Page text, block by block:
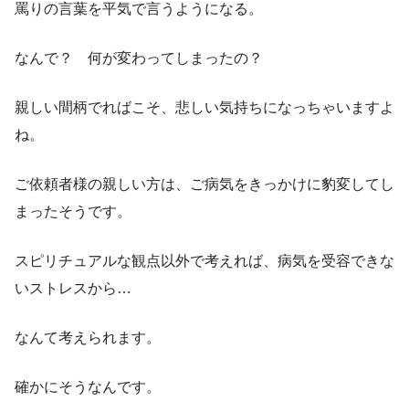
罵りの言葉を平気で言うようになる。
なんで？ 何が変わってしまったの？
親しい間柄でればこそ、悲しい気持ちになっちゃいますよ
ね。
ご依頼者様の親しい方は、ご病気をきっかけに豹変してし
まったそうです。
スピリチュアルな観点以外で考えれば、病気を受容できな
いストレスから…
なんて考えられます。
確かにそうなんです。